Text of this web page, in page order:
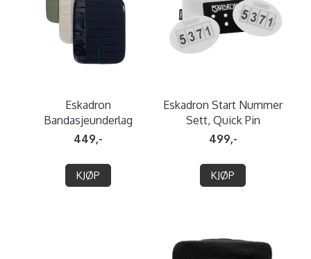
Eskadron
Bandasjeunderlag
449,-
KJØP
Eskadron Start Nummer
Sett, Quick Pin
499,-
KJØP